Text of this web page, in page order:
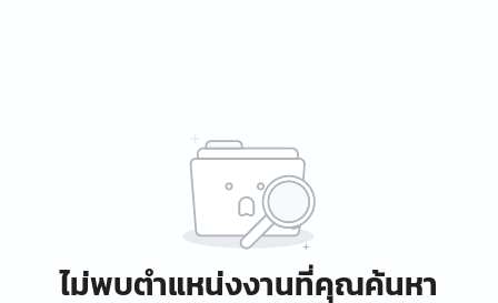
ไม่พบตำแหน่งงานที่คุณค้นหา